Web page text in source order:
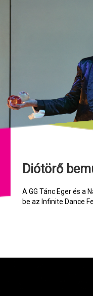
Diótörő
A GG Tánc Eger és
be az Infinite Dance